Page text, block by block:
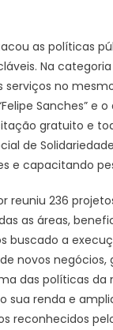
as políticas
Na
no
Sanches” e
gratuito e
de
e capacitando
reuniu 236
as áreas,
buscado a
novos
das políticas da
sua renda e
reconhecidos